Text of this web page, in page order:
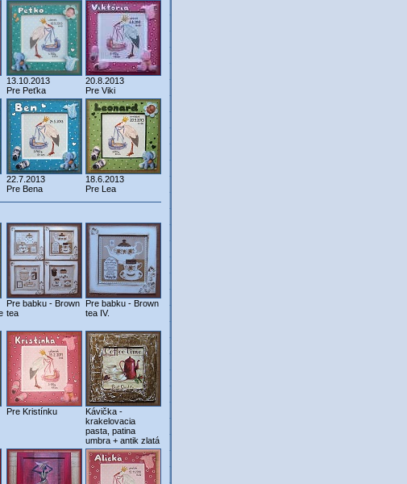
13.10.2013
Pre Peťka
20.8.2013
Pre Viki
22.7.2013
Pre Bena
18.6.2013
Pre Lea
Pre babku - Brown
tea
Pre babku - Brown
tea IV.
Pre Kristínku
Kávička -
krakelovacia
pasta, patina
umbra + antik zlatá